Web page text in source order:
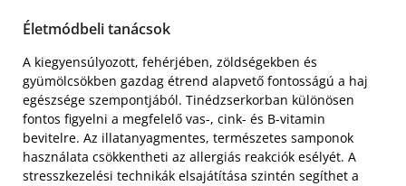
Életmódbeli tanácsok
A kiegyensúlyozott, fehérjében, zöldségekben és
gyümölcsökben gazdag étrend alapvető fontosságú a haj
egészsége szempontjából. Tinédzserkorban különösen
fontos figyelni a megfelelő vas-, cink- és B-vitamin
bevitelre. Az illatanyagmentes, természetes samponok
használata csökkentheti az allergiás reakciók esélyét. A
stresszkezelési technikák elsajátítása szintén segíthet a